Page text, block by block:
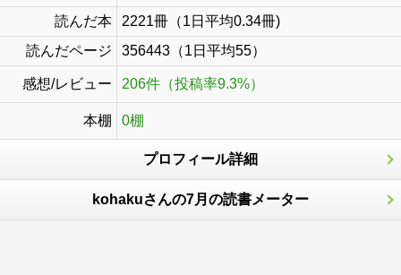
読んだ本
2221冊（1日平均0.34冊)
読んだページ
356443（1日平均55）
感想/レビュー 206件（投稿率9.3%）
本棚 0棚
プロフィール詳細
kohakuさんの7月の読書メーター